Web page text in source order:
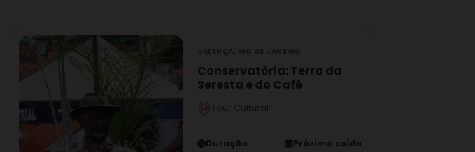
Conservatória: Terra da
Seresta e do Café
Tour Cultural
Duração
Próxima saída